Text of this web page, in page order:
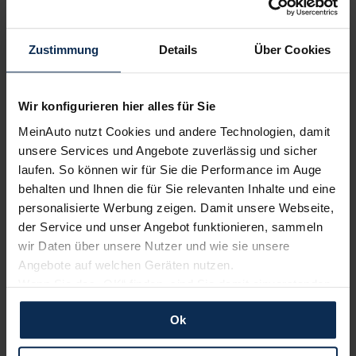
Zustimmung Details Über Cookies
Wir konfigurieren hier alles für Sie
MeinAuto nutzt Cookies und andere Technologien, damit
unsere Services und Angebote zuverlässig und sicher
laufen. So können wir für Sie die Performance im Auge
behalten und Ihnen die für Sie relevanten Inhalte und eine
personalisierte Werbung zeigen. Damit unsere Webseite,
der Service und unser Angebot funktionieren, sammeln
wir Daten über unsere Nutzer und wie sie unsere
Angebote auf welchen Geräten nutzen.
Wenn Sie das „OK“ finden, sind Sie damit einverstanden
und erlauben uns Cookies für unseren Service zu
verwenden und diese Daten an Dritte weiterzugeben,
etwa an unsere Marketingpartner. Falls Sie dem nicht
Ok
Volvo Renault
Polestar KIA